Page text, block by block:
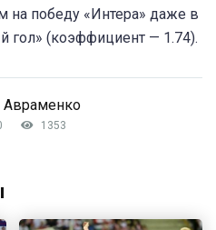
на победу «Интера» даже в
гол» (коэффициент — 1.74).
Авраменко
1353